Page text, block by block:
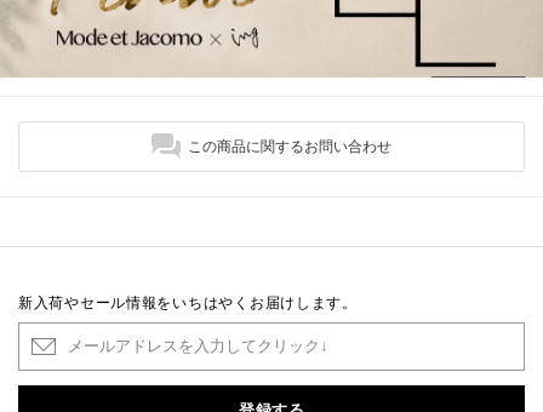
この商品に関するお問い合わせ
新入荷やセール情報をいちはやくお届けします。